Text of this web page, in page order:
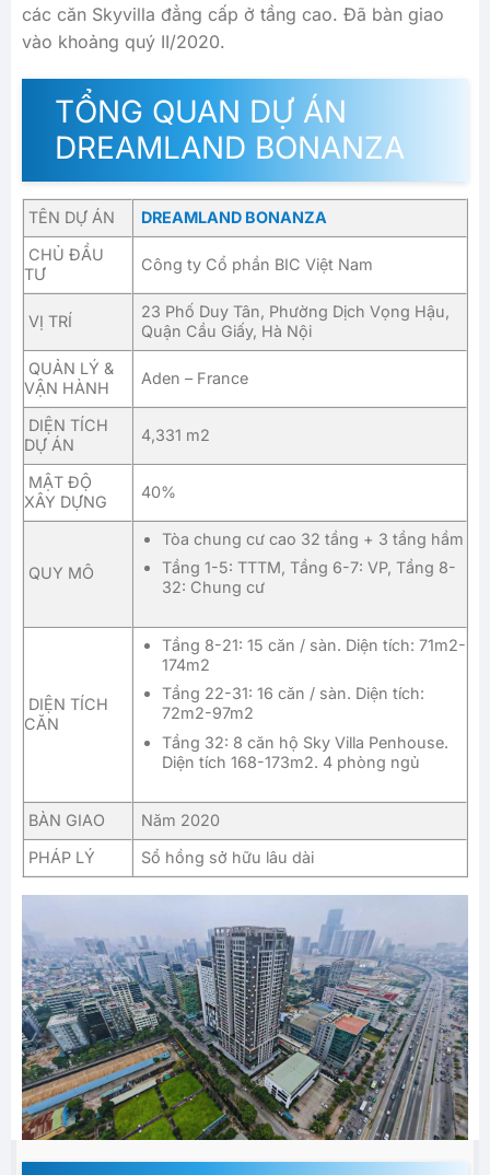
các căn Skyvilla đẳng cấp ở tầng cao. Đã bàn giao
vào khoảng quý II/2020.
TỔNG QUAN DỰ ÁN
DREAMLAND BONANZA
TÊN DỰ ÁN
DREAMLAND BONANZA
CHỦ ĐẦU
TƯ
Công ty Cổ phần BIC Việt Nam
VỊ TRÍ
23 Phố Duy Tân, Phường Dịch Vọng Hậu,
Quận Cầu Giấy, Hà Nội
QUẢN LÝ &
VẬN HÀNH
Aden – France
DIỆN TÍCH
DỰ ÁN
4,331 m2
MẬT ĐỘ
XÂY DỰNG
40%
QUY MÔ
Tòa chung cư cao 32 tầng + 3 tầng hầm
Tầng 1-5: TTTM, Tầng 6-7: VP, Tầng 8-
32: Chung cư
DIỆN TÍCH
CĂN
Tầng 8-21: 15 căn / sàn. Diện tích: 71m2-
174m2
Tầng 22-31: 16 căn / sàn. Diện tích:
72m2-97m2
Tầng 32: 8 căn hộ Sky Villa Penhouse.
Diện tích 168-173m2. 4 phòng ngủ
BÀN GIAO
Năm 2020
PHÁP LÝ
Sổ hồng sở hữu lâu dài